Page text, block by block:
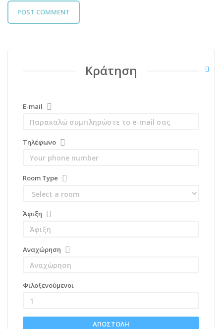
Κράτηση
E-mail
Τηλέφωνο
Room Type
Άφιξη
Αναχώρηση
Φιλοξενούμενοι
1
ΑΠΟΣΤΟΛΉ